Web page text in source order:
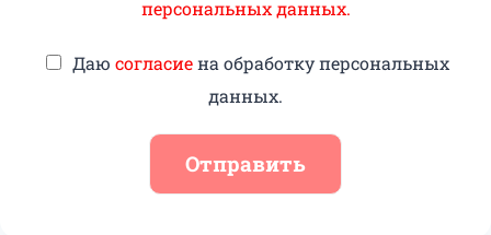
персональных данных.
Даю согласиена обработку персональных
данных.
Отправить